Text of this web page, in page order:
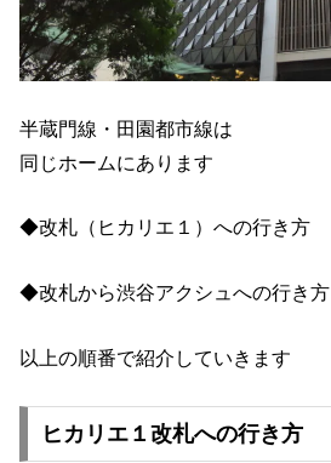
半蔵門線・田園都市線は
同じホームにあります
◆改札（ヒカリエ１）への行き方
◆改札から渋谷アクシュへの行き方
以上の順番で紹介していきます
ヒカリエ１改札への行き方